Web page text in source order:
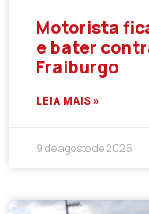
Motorista
e bater
Fraiburgo
LEIA MAIS »
9 de agosto de 2026